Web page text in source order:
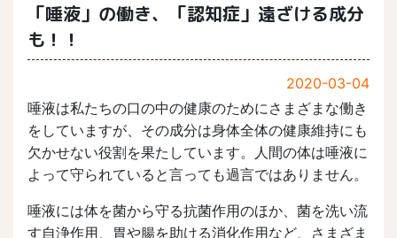
「唾液」の働き、「認知症」遠ざける成分
も！！
2020-03-04
唾液は私たちの口の中の健康のためにさまざまな働き
をしていますが、その成分は身体全体の健康維持にも
欠かせない役割を果たしています。人間の体は唾液に
よって守られていると言っても過言ではありません。
唾液には体を菌から守る抗菌作用のほか、菌を洗い流
す自浄作用、胃や腸を助ける消化作用など、さまざま